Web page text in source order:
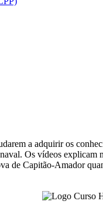
a adquirir os
Os vídeos
de Capitão-Amador